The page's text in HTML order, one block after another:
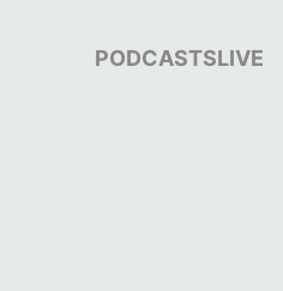
PODCASTSLIVE